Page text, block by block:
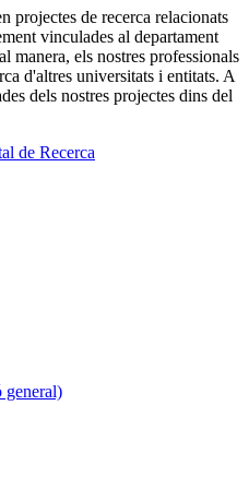
projectes de recerca relacionats
vinculades al departament
manera, els nostres professionals
d'altres universitats i entitats. A
dels nostres projectes dins del
de Recerca
general)